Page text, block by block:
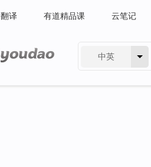
翻译 有道精品课 云笔记
中英